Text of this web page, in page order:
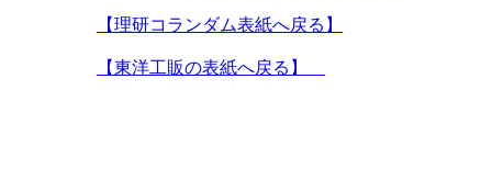
【理研コランダム表紙へ戻る】
【東洋工販の表紙へ戻る】